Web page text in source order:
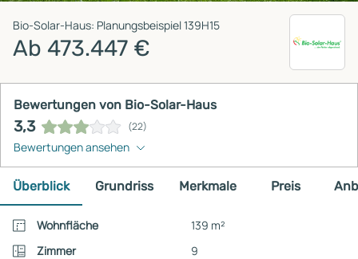
Bio-Solar-Haus: Planungsbeispiel 139H15
Ab 473.447 €
Bewertungen von Bio-Solar-Haus
3,3 (22)
Bewertungen ansehen
Überblick Grundriss Merkmale Preis
Wohnfläche
139 m²
Zimmer
9